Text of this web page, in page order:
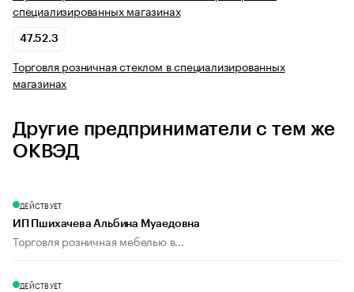
специализированных магазинах
47.52.3
Торговля розничная стеклом в специализированных
магазинах
Другие предприниматели с тем же
ОКВЭД
ДЕЙСТВУЕТ
ИП Пшихачева Альбина Муаедовна
Торговля розничная мебелью в...
ДЕЙСТВУЕТ